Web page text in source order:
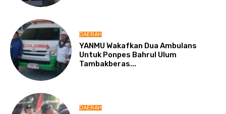
DAERAH
YANMU Wakafkan Dua Ambulans
Untuk Ponpes Bahrul Ulum
Tambakberas...
DAERAH